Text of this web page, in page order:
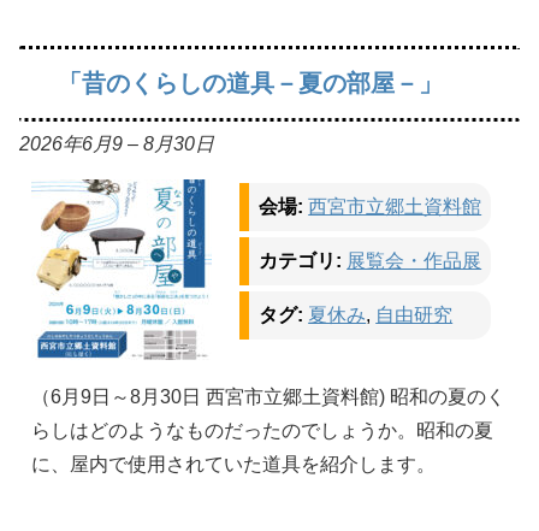
「昔のくらしの道具－夏の部屋－」
2026年6月9 – 8月30日
会場: 西宮市立郷土資料館
カテゴリ: 展覧会・作品展
タグ: 夏休み, 自由研究
（6月9日～8月30日 西宮市立郷土資料館) 昭和の夏のく
らしはどのようなものだったのでしょうか。昭和の夏
に、屋内で使用されていた道具を紹介します。